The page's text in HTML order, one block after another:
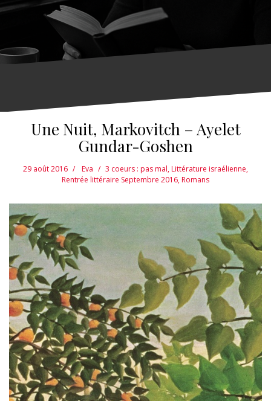
Une Nuit, Markovitch – Ayelet
Gundar-Goshen
29 août 2016 Eva 3 coeurs : pas mal,Littérature israélienne,
Rentrée littéraire Septembre 2016,Romans